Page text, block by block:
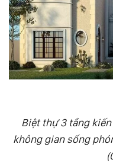
Biệt thự 3 tầng
không gian sống